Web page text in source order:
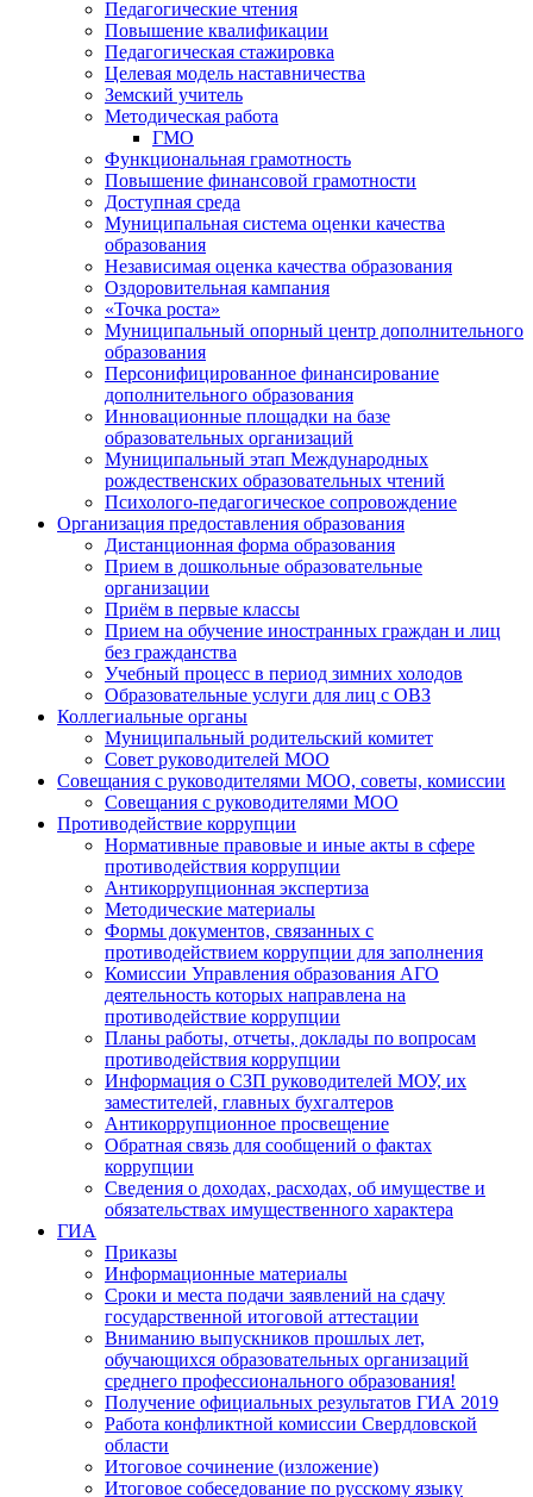
Педагогические чтения
Повышение квалификации
Педагогическая стажировка
Целевая модель наставничества
Земский учитель
Методическая работа
ГМО
Функциональная грамотность
Повышение финансовой грамотности
Доступная среда
Муниципальная система оценки качества
образования
Независимая оценка качества образования
Оздоровительная кампания
«Точка роста»
Муниципальный опорный центр дополнительного
образования
Персонифицированное финансирование
дополнительного образования
Инновационные площадки на базе
образовательных организаций
Муниципальный этап Международных
рождественских образовательных чтений
Психолого-педагогическое сопровождение
Организация предоставления образования
Дистанционная форма образования
Прием в дошкольные образовательные
организации
Приём в первые классы
Прием на обучение иностранных граждан и лиц
без гражданства
Учебный процесс в период зимних холодов
Образовательные услуги для лиц с ОВЗ
Коллегиальные органы
Муниципальный родительский комитет
Совет руководителей МОО
Совещания с руководителями МОО, советы, комиссии
Совещания с руководителями МОО
Противодействие коррупции
Нормативные правовые и иные акты в сфере
противодействия коррупции
Антикоррупционная экспертиза
Методические материалы
Формы документов, связанных с
противодействием коррупции для заполнения
Комиссии Управления образования АГО
деятельность которых направлена на
противодействие коррупции
Планы работы, отчеты, доклады по вопросам
противодействия коррупции
Информация о СЗП руководителей МОУ, их
заместителей, главных бухгалтеров
Антикоррупционное просвещение
Обратная связь для сообщений о фактах
коррупции
Сведения о доходах, расходах, об имуществе и
обязательствах имущественного характера
ГИА
Приказы
Информационные материалы
Сроки и места подачи заявлений на сдачу
государственной итоговой аттестации
Вниманию выпускников прошлых лет,
обучающихся образовательных организаций
среднего профессионального образования!
Получение официальных результатов ГИА 2019
Работа конфликтной комиссии Свердловской
области
Итоговое сочинение (изложение)
Итоговое собеседование по русскому языку